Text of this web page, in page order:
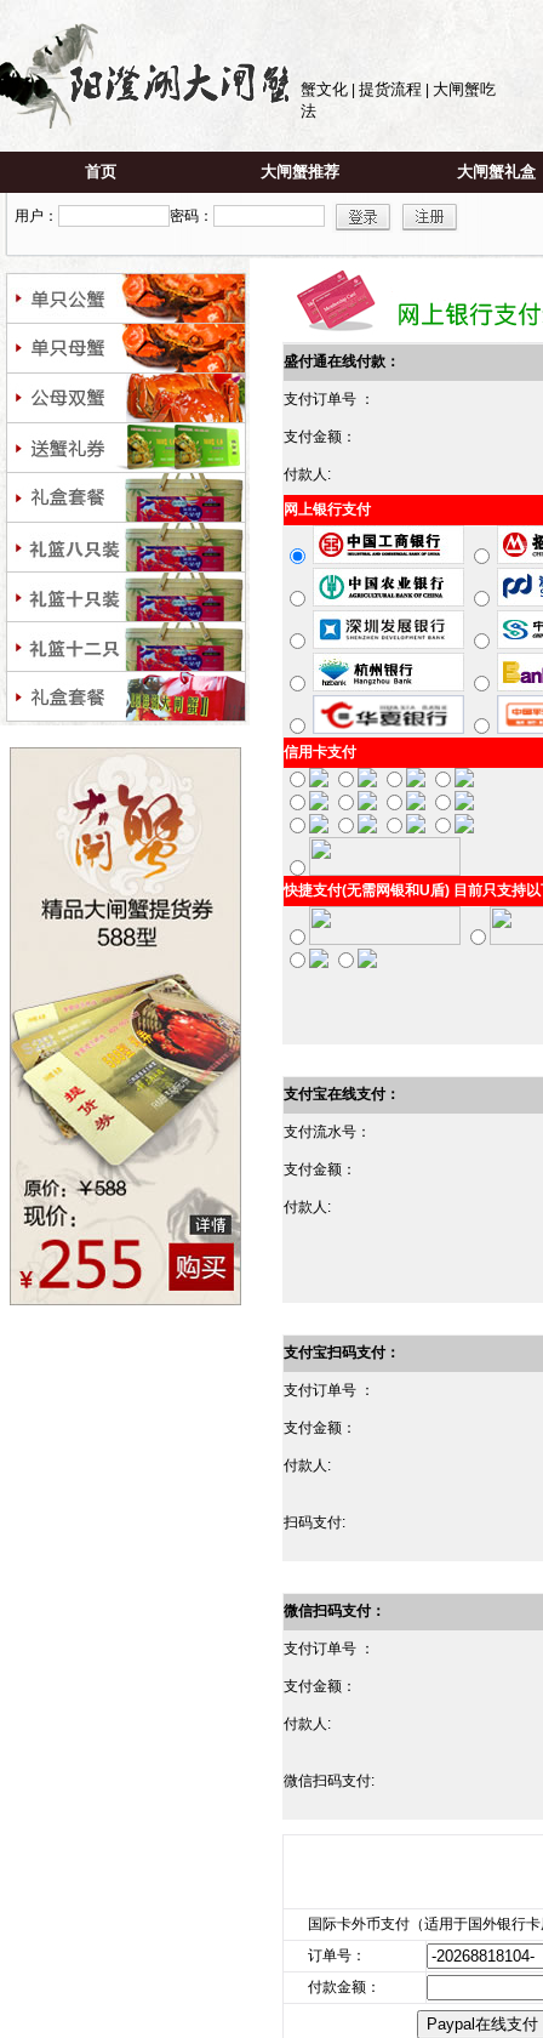
蟹文化 提货流程
大闸蟹吃
法
首页 大闸蟹推荐 大闸蟹礼盒
用户： 密码：
盛付通在线付款：
支付订单号 ：
支付金额：
付款人:
网上银行支付
信用卡支付
快捷支付(无需网银和U盾) 目前只支持
支付宝在线支付：
支付流水号：
支付金额：
付款人:
支付宝扫码支付：
支付订单号 ：
支付金额：
付款人:
扫码支付:
微信扫码支付：
支付订单号 ：
支付金额：
付款人:
微信扫码支付:
国际卡外币支付（适用于国外银行
订单号：
付款金额：